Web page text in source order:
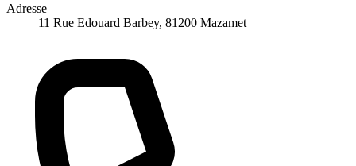
Adresse
11 Rue Edouard Barbey, 81200 Mazamet